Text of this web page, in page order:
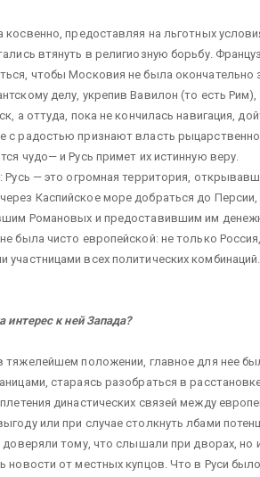
косвенно, предоставляя на льготных
втянуть в религиозную борьбу.
чтобы Московия не была окончательно
делу, укрепив Вавилон (то есть
а оттуда, пока не кончилась навигация,
с радостью признают власть
чудо— и Русь примет их истинную веру.
Русь — это огромная территория,
Каспийское море добраться до
Романовых и предоставившим им
была чисто европейской: не только
всех политических
интерес к ней Запада?
тяжелейшем положении, главное для нее
стараясь разобраться в
династических связей между
или при случае столкнуть лбами
тому, что слышали при дворах,
новости от местных купцов. Что в Руси